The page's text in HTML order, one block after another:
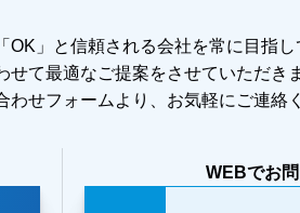
」と信頼される会社を常に目指し
て最適なご提案をさせていただき
せフォームより、お気軽にご連絡
WEBでお問